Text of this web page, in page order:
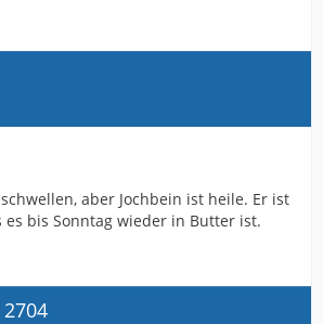
aber Jochbein ist heile. Er ist
es bis Sonntag wieder in Butter ist.